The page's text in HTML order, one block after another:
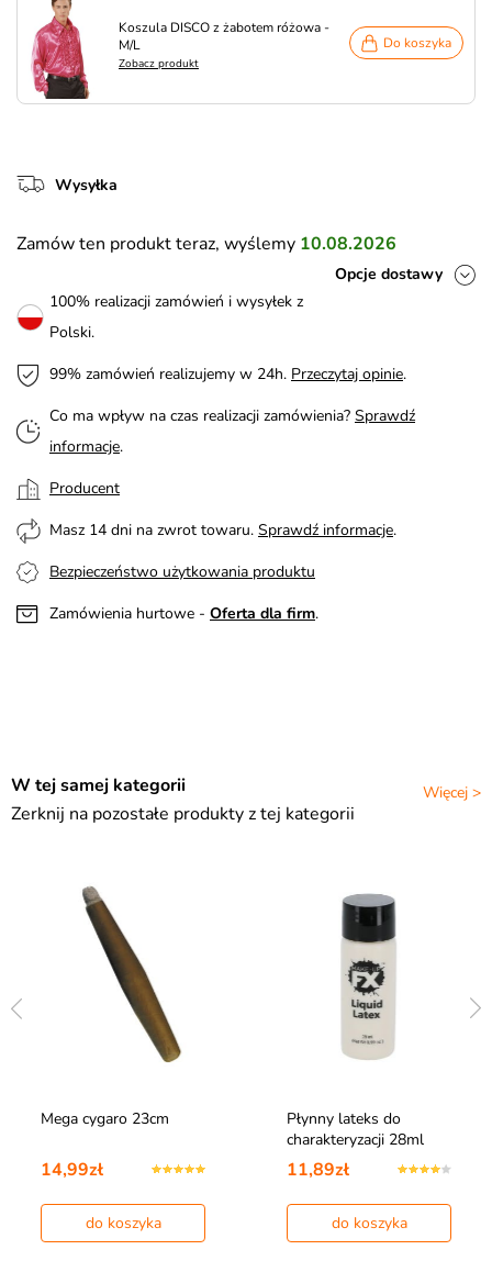
Koszula DISCO z żabotem różowa -
M/L
Zobacz produkt
Do koszyka
Wysyłka
Zamów ten produkt teraz, wyślemy 10.08.2026
Opcje dostawy
100% realizacji zamówień i wysyłek z
Polski.
99% zamówień realizujemy w 24h. Przeczytaj opinie.
Co ma wpływ na czas realizacji zamówienia? Sprawdź
informacje.
Producent
Masz 14 dni na zwrot towaru. Sprawdź informacje.
Bezpieczeństwo użytkowania produktu
Zamówienia hurtowe - Oferta dla firm.
Więcej >
W tej samej kategorii
Zerknij na pozostałe produkty z tej kategorii
Mega cygaro 23cm
14,99zł
do koszyka
Płynny lateks do
charakteryzacji 28ml
11,89zł
do koszyka